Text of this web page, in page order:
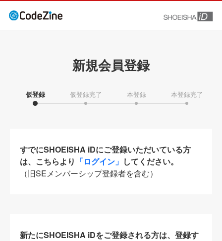
新規会員登録
仮登録 仮登録完了 本登録 本登録完了
すでにSHOEISHA iDにご登録いただいている方
は、こちらより 「ログイン」 してください。
（旧SEメンバーシップ登録者を含む）
新たにSHOEISHA iDをご登録される方は、登録す